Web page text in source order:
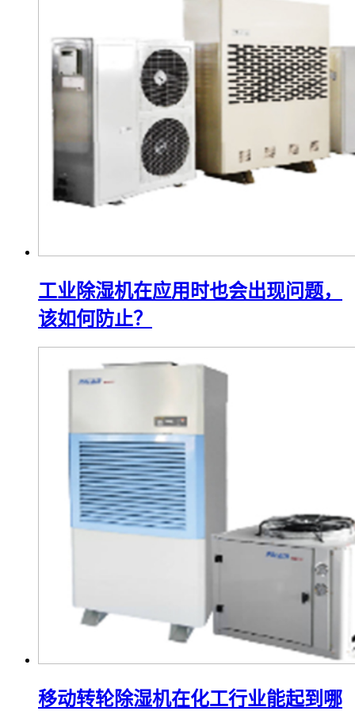
工业除湿机在应用时也会出现问题，
该如何防止？
移动转轮除湿机在化工行业能起到哪